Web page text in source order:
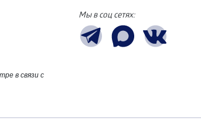
в связи с
Мы в соц сетях: